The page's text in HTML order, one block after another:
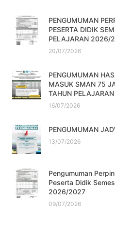
PENGUMUMAN
PESERTA DIDIK
PELAJARAN 2026/
20/07/2026
PENGUMUMAN
MASUK SMAN 75
TAHUN
16/07/2026
PENGUMUMAN
13/07/2026
Pengumuman
Peserta Didik
2026/2027
09/07/2026